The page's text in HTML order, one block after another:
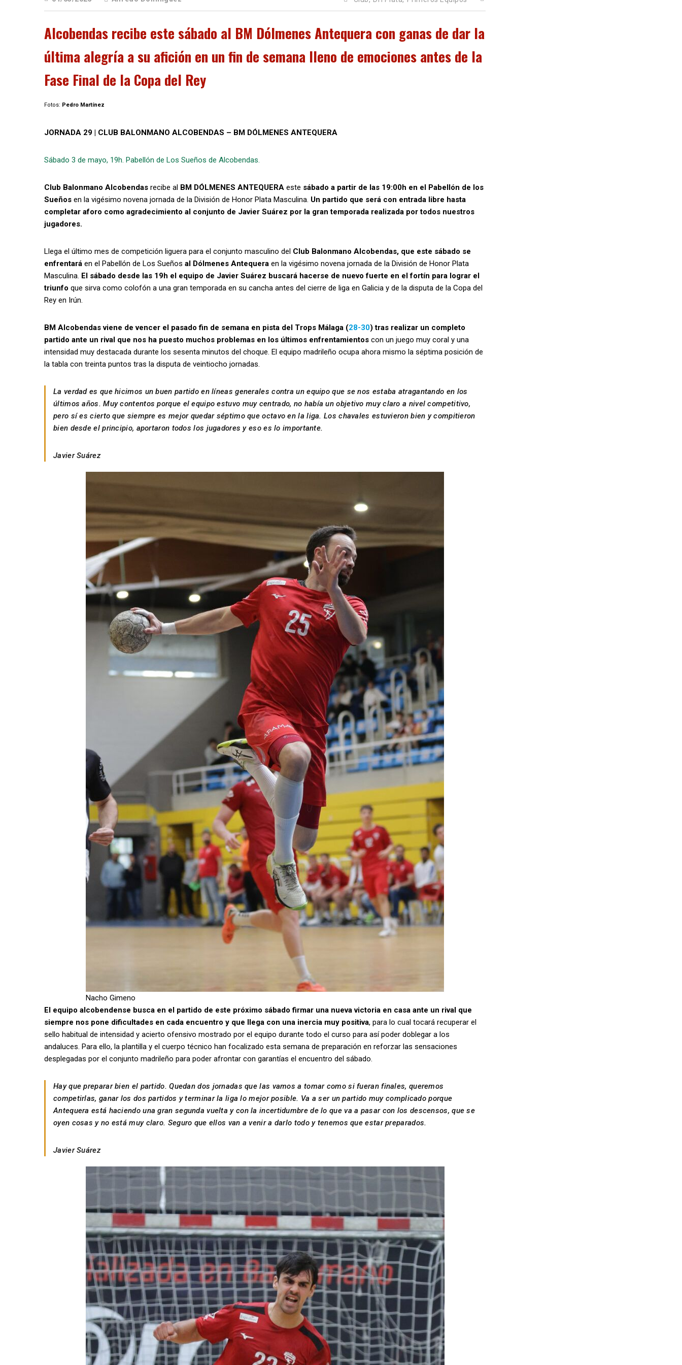
Alcobendas recibe este sábado al BM Dólmenes Antequera con ganas de dar la
última alegría a su afición en un fin de semana lleno de emociones antes de la
Fase Final de la Copa del Rey
Fotos: Pedro Martínez
JORNADA 29 | CLUB BALONMANO ALCOBENDAS – BM DÓLMENES ANTEQUERA
Sábado 3 de mayo, 19h. Pabellón de Los Sueños de Alcobendas.
Club Balonmano Alcobendas recibe al BM DÓLMENES ANTEQUERA este sábado a partir de las 19:00h en el Pabellón de los
Sueños en la vigésimo novena jornada de la División de Honor Plata Masculina. Un partido que será con entrada libre hasta
completar aforo como agradecimiento al conjunto de Javier Suárez por la gran temporada realizada por todos nuestros
jugadores.
Llega el último mes de competición liguera para el conjunto masculino del Club Balonmano Alcobendas, que este sábado se
enfrentará en el Pabellón de Los Sueños al Dólmenes Antequera en la vigésimo novena jornada de la División de Honor Plata
Masculina. El sábado desde las 19h el equipo de Javier Suárez buscará hacerse de nuevo fuerte en el fortín para lograr el
triunfo que sirva como colofón a una gran temporada en su cancha antes del cierre de liga en Galicia y de la disputa de la Copa del
Rey en Irún.
BM Alcobendas viene de vencer el pasado fin de semana en pista del Trops Málaga (28-30) tras realizar un completo
partido ante un rival que nos ha puesto muchos problemas en los últimos enfrentamientos con un juego muy coral y una
intensidad muy destacada durante los sesenta minutos del choque. El equipo madrileño ocupa ahora mismo la séptima posición de
la tabla con treinta puntos tras la disputa de veintiocho jornadas.
La verdad es que hicimos un buen partido en líneas generales contra un equipo que se nos estaba atragantando en los
últimos años. Muy contentos porque el equipo estuvo muy centrado, no había un objetivo muy claro a nivel competitivo,
pero sí es cierto que siempre es mejor quedar séptimo que octavo en la liga. Los chavales estuvieron bien y compitieron
bien desde el principio, aportaron todos los jugadores y eso es lo importante.
Javier Suárez
Nacho Gimeno
El equipo alcobendense busca en el partido de este próximo sábado firmar una nueva victoria en casa ante un rival que
siempre nos pone dificultades en cada encuentro y que llega con una inercia muy positiva, para lo cual tocará recuperar el
sello habitual de intensidad y acierto ofensivo mostrado por el equipo durante todo el curso para así poder doblegar a los
andaluces. Para ello, la plantilla y el cuerpo técnico han focalizado esta semana de preparación en reforzar las sensaciones
desplegadas por el conjunto madrileño para poder afrontar con garantías el encuentro del sábado.
Hay que preparar bien el partido. Quedan dos jornadas que las vamos a tomar como si fueran finales, queremos
competirlas, ganar los dos partidos y terminar la liga lo mejor posible. Va a ser un partido muy complicado porque
Antequera está haciendo una gran segunda vuelta y con la incertidumbre de lo que va a pasar con los descensos, que se
oyen cosas y no está muy claro. Seguro que ellos van a venir a darlo todo y tenemos que estar preparados.
Javier Suárez